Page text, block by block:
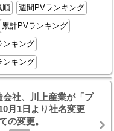
順
週間PVランキング
累計PVランキング
ンキング
ンキング
社、川上産業が「プ
月1日より社名変更
の変更。